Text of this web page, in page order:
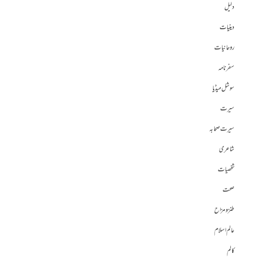
دلیل
دینیات
روحانیات
سفرنامہ
سوشل میڈیا
سیرت
سیرت صحابہ
شاعری
شخصیات
صحت
طنز و مزاح
عالم اسلام
کالم